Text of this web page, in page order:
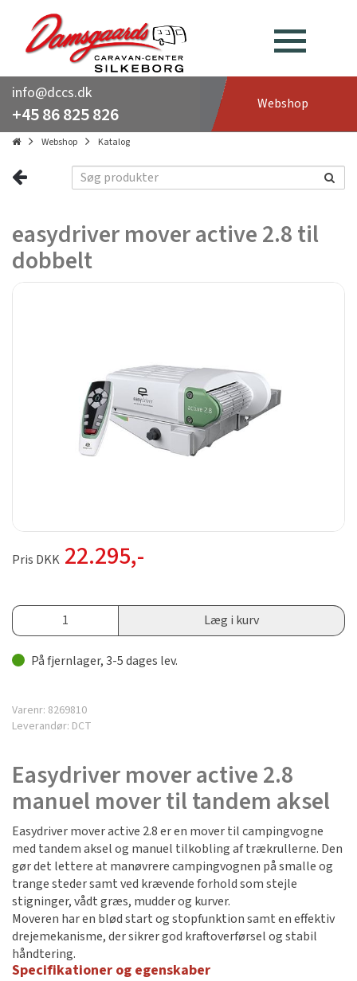
info@dccs.dk
+45 86 825 826 Webshop
Webshop Katalog
easydriver mover active 2.8 til
dobbelt
Pris DKK 22.295,-
Læg i kurv
På fjernlager, 3-5 dages lev.
Varenr: 8269810
Leverandør: DCT
Easydriver mover active 2.8
manuel mover til tandem aksel
Easydriver mover active 2.8 er en mover til campingvogne
med tandem aksel og manuel tilkobling af trækrullerne. Den
gør det lettere at manøvrere campingvognen på smalle og
trange steder samt ved krævende forhold som stejle
stigninger, vådt græs, mudder og kurver.
Moveren har en blød start og stopfunktion samt en effektiv
drejemekanisme, der sikrer god kraftoverførsel og stabil
håndtering.
Specifikationer og egenskaber